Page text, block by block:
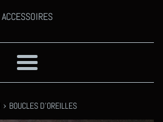
ACCESSOIRES
Menu
› BOUCLES D'OREILLES